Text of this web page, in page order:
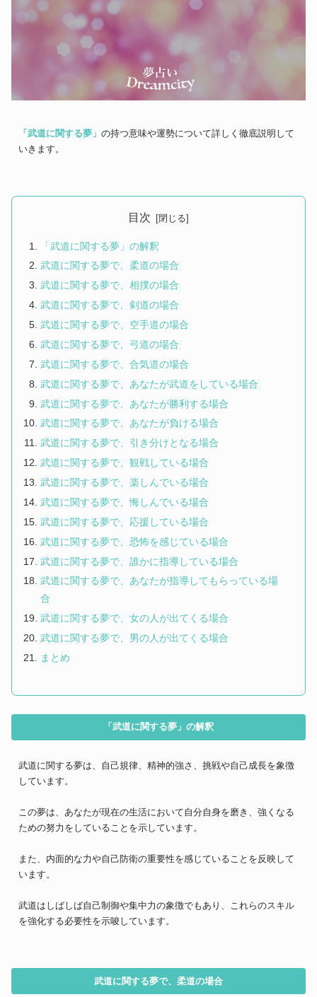
「武道に関する夢」 の持つ意味や運勢について詳しく徹底説明して
いきます。
目次
「武道に関する夢」の解釈
武道に関する夢で、柔道の場合
武道に関する夢で、相撲の場合
武道に関する夢で、剣道の場合
武道に関する夢で、空手道の場合
武道に関する夢で、弓道の場合
武道に関する夢で、合気道の場合
武道に関する夢で、あなたが武道をしている場合
武道に関する夢で、あなたが勝利する場合
武道に関する夢で、あなたが負ける場合
武道に関する夢で、引き分けとなる場合
武道に関する夢で、観戦している場合
武道に関する夢で、楽しんでいる場合
武道に関する夢で、悔しんでいる場合
武道に関する夢で、応援している場合
武道に関する夢で、恐怖を感じている場合
武道に関する夢で、誰かに指導している場合
武道に関する夢で、あなたが指導してもらっている場
合
武道に関する夢で、女の人が出てくる場合
武道に関する夢で、男の人が出てくる場合
まとめ
「武道に関する夢」の解釈
武道に関する夢は、自己規律、精神的強さ、挑戦や自己成長を象徴
しています。
この夢は、あなたが現在の生活において自分自身を磨き、強くなる
ための努力をしていることを示しています。
また、内面的な力や自己防衛の重要性を感じていることを反映して
います。
武道はしばしば自己制御や集中力の象徴でもあり、これらのスキル
を強化する必要性を示唆しています。
武道に関する夢で、柔道の場合